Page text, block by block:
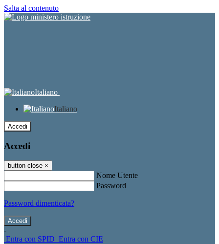
Salta al contenuto
Italiano
Italiano
Accedi
Accedi
button close ×
Nome Utente
Password
Password dimenticata?
-
Entra con SPID Entra con CIE